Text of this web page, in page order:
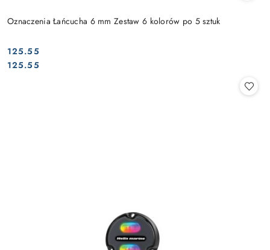
Oznaczenia Łańcucha 6 mm Zestaw 6 kolorów po 5 sztuk
Cena:
125.55
Cena:
125.55